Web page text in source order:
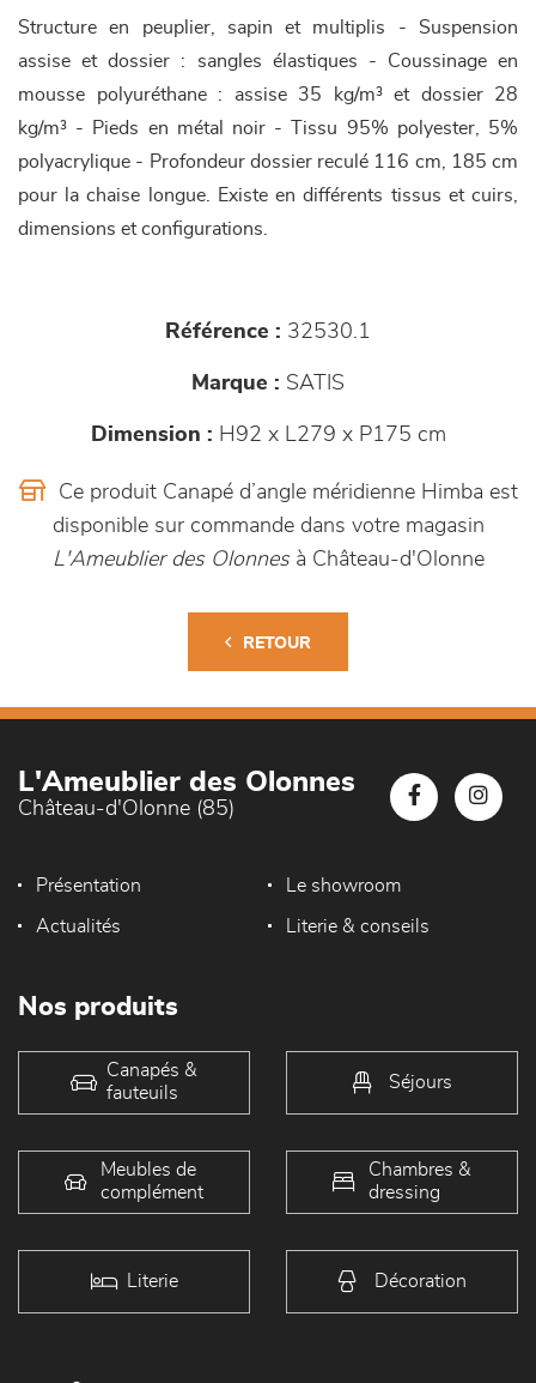
Structure en peuplier, sapin et multiplis - Suspension
assise et dossier : sangles élastiques - Coussinage en
mousse polyuréthane : assise 35 kg/m³ et dossier 28
kg/m³ - Pieds en métal noir - Tissu 95% polyester, 5%
polyacrylique - Profondeur dossier reculé 116 cm, 185 cm
pour la chaise longue. Existe en différents tissus et cuirs,
dimensions et configurations.
Référence : 32530.1
Marque : SATIS
Dimension : H92 x L279 x P175 cm
Ce produit Canapé d’angle méridienne Himba est
disponible sur commande dans votre magasin
L'Ameublier des Olonnesà Château-d'Olonne
RETOUR
L'Ameublier des Olonnes
Château-d'Olonne (85)
Présentation Le showroom
Actualités Literie & conseils
Nos produits
Canapés &
fauteuils
Séjours
Meubles de
complément
Chambres &
dressing
Literie Décoration